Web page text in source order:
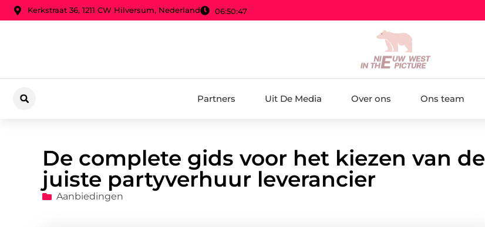
Kerkstraat 36, 1211 CW Hilversum, Nederland 06:50:48
Partners Uit De Media Over ons Ons team
De complete gids voor het kiezen van de
juiste partyverhuur leverancier
Aanbiedingen